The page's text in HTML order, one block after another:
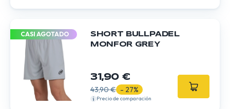
CASI AGOTADO
SHORT BULLPADEL
MONFOR GREY
31,90 €
43,90 € - 27%
Precio de comparación